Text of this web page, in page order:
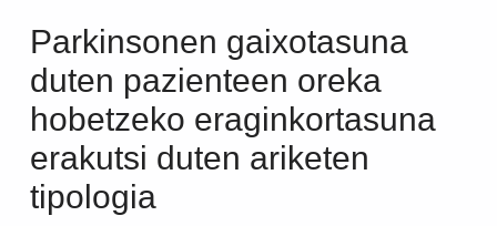
Parkinsonen gaixotasuna
duten pazienteen oreka
hobetzeko eraginkortasuna
erakutsi duten ariketen
tipologia